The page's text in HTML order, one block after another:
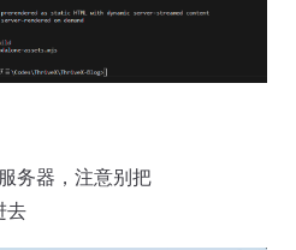
务器，注意别把
去